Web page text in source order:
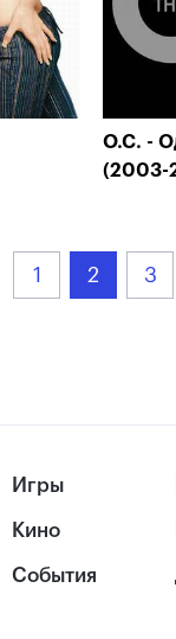
О.С. -
(2003-
1 2 3
Игры
Кино
События